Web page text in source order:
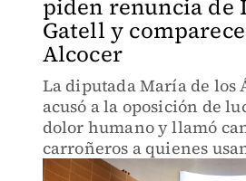
piden renuncia de
Gatell y
Alcocer
La diputada María de los
acusó a la oposición de
dolor humano y llamó
carroñeros a quienes
cáncer para mentir a la